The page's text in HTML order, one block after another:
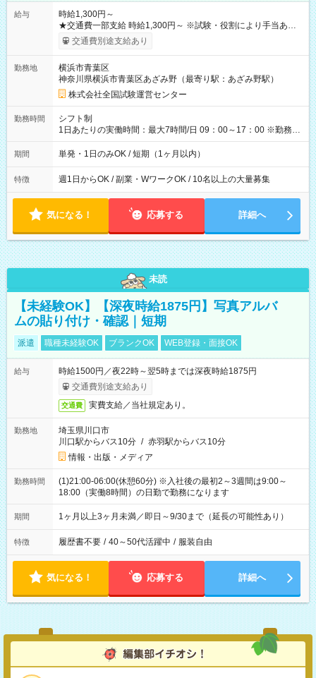
給与
時給1,300円～
★交通費一部支給 時給1,300円～ ※試験・役割により手当あり
※勤務回数により昇給あり 【即給（前払い）オプションあ
り！】 希望される場合、勤務から1週間ほどで給与の一部を受け
例】 ・河合塾模擬試験 8:30～17:30（休憩1時間） 時給1,300円
×8時間＝日収10,400円＋交通費 ※当日の役割により時給＋100
円の場合あり ・国家試験 7:00～13:30（休憩なし） 時給1,300
円（役割手当＋100円）×6時間＝日収8,400円＋交通費 【試用期
間】試用期間なし
交通費別途支給あり
勤務地
横浜市青葉区
神奈川県横浜市青葉区あざみ野（最寄り駅：あざみ野駅）
株式会社全国試験運営センター
勤務時間
シフト制
1日あたりの実働時間：最大7時間/日 09：00～17：00 ※勤務時
間は 試験により異なります。
期間 単発・1日のみOK / 短期（1ヶ月以内）
特徴 週1日からOK / 副業・WワークOK / 10名以上の大量募集
気になる！ 応募する 詳細へ
未読
【未経験OK】【深夜時給1875円】写真アルバ
ムの貼り付け・確認｜短期
派遣 職種未経験OK ブランクOK WEB登録・面接OK
給与
時給1500円／夜22時～翌5時までは深夜時給1875円
交通費別途支給あり
交通費 実費支給／当社規定あり。
勤務地
埼玉県川口市
川口駅からバス10分 / 赤羽駅からバス10分
情報・出版・メディア
勤務時間
(1)21:00-06:00(休憩60分) ※入社後の最初2～3週間は9:00～
18:00（実働8時間）の日勤で勤務になります
期間 1ヶ月以上3ヶ月未満／即日～9/30まで（延長の可能性あり）
特徴 履歴書不要 / 40～50代活躍中 / 服装自由
気になる！ 応募する 詳細へ